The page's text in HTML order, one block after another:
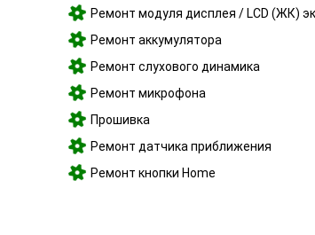
Ремонт модуля дисплея / LCD (ЖК)
Ремонт аккумулятора
Ремонт слухового динамика
Ремонт микрофона
Прошивка
Ремонт датчика приближения
Ремонт кнопки Home